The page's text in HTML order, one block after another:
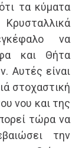
τα κύματα
να
και Θήτα
Αυτές είναι
στοχαστική
νου και της
τώρα να
την